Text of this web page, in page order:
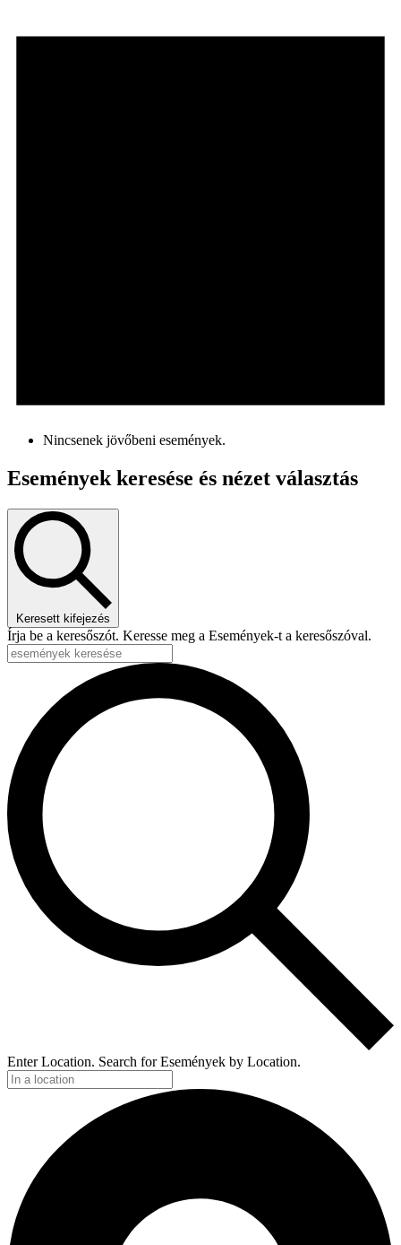
Nincsenek jövőbeni események.
Események keresése és nézet választás
Keresett kifejezés
Írja be a keresőszót. Keresse meg a Események-t a keresőszóval.
Enter Location. Search for Események by Location.